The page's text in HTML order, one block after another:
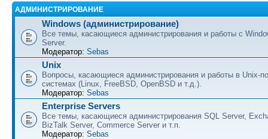
АДМИНИСТРИРОВАНИЕ
Windows (администрирование)
Все темы, касающиеся администрирования и работы с
Server.
Модератор: Sebas
Unix
Вопросы, касающиеся администрирования и работы в Unix-
системах (Linux, FreeBSD, OpenBSD и т.д.).
Модератор: Sebas
Enterprise Servers
Все темы, касающиеся администрирования SQL Server,
BizTalk Server, Commerce Server и т.п.
Модератор: Sebas